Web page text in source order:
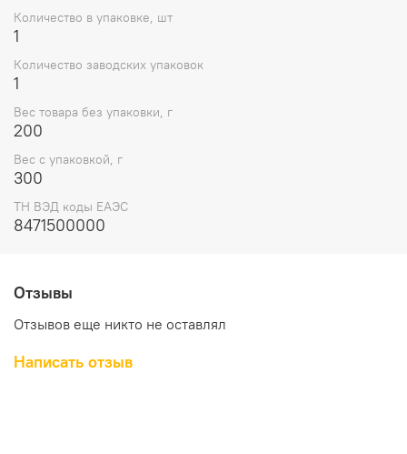
Количество в упаковке, шт
1
Количество заводских упаковок
1
Вес товара без упаковки, г
200
Вес с упаковкой, г
300
ТН ВЭД коды ЕАЭС
8471500000
Отзывы
Отзывов еще никто не оставлял
Написать отзыв